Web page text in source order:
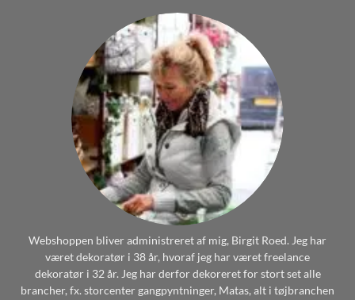
Webshoppen bliver administreret af mig, Birgit Roed. Jeg har
været dekoratør i 38 år, hvoraf jeg har været freelance
dekoratør i 32 år. Jeg har derfor dekoreret for stort set alle
brancher, fx. storcenter gangpyntninger, Matas, alt i tøjbranchen